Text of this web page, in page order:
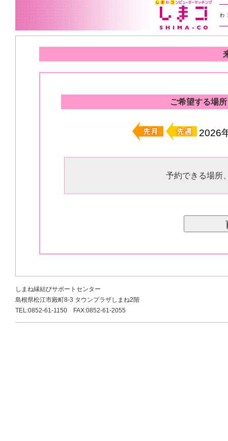
ご希望する場
2026
予約できる場所
しまね縁結びサポートセンター
島根県松江市殿町8-3 タウンプラザしまね2階
TEL:0852-61-1150 FAX:0852-61-2055